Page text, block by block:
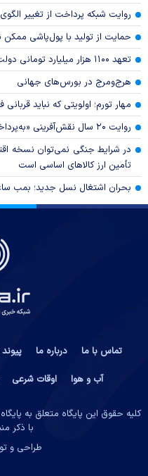
روایت شبکه پرداخت از تغییر
حمایت از تولید با پول‌پاشی
تعهد ۱۱۰۰ هزار میلیارد تومانی دولت برای تامین کالابرگ
هرج‌ومرج در بورس‌های جهانی
مهار تورم؛ اولویتی که نباید
روایت ۲۰ سال نقش‌آفرینی «به‌پرداخت ملت» در اقتصاد دیجیتال ایران
در شرایط جنگی نمی‌توان نسخه
تأمین ارز کالا‌های اساسی است
بحران اشتغال نسل جدید؛ بمب
تماس با ما درباره ما
آب و هوا
اوقات شرعی
کلیه حقوق این پایگاه متعلق به
با ذکر
طراحی و